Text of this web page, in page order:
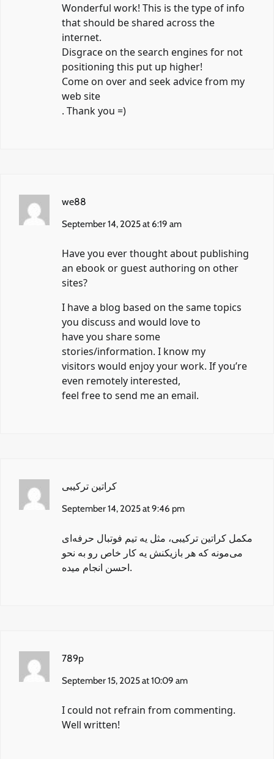
Wonderful work! This is the type of info
that should be shared across the
internet.
Disgrace on the search engines for not
positioning this put up higher!
Come on over and seek advice from my
web site
. Thank you =)
we88
September 14, 2025 at 6:19 am
Have you ever thought about publishing
an ebook or guest authoring on other
sites?
I have a blog based on the same topics
you discuss and would love to
have you share some
stories/information. I know my
visitors would enjoy your work. If you’re
even remotely interested,
feel free to send me an email.
کراتین ترکیبی
September 14, 2025 at 9:46 pm
مکمل کراتین ترکیبی، مثل یه تیم فوتبال حرفه‌ای
می‌مونه که هر بازیکنش یه کار خاص رو به نحو
احسن انجام میده.
789p
September 15, 2025 at 10:09 am
I could not refrain from commenting.
Well written!